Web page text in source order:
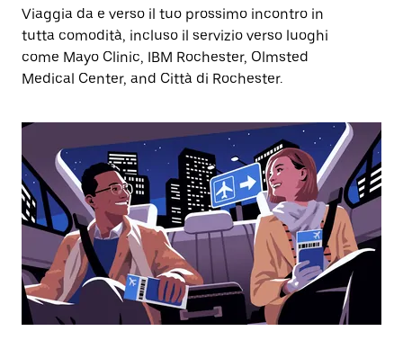
Viaggia da e verso il tuo prossimo incontro in
tutta comodità, incluso il servizio verso luoghi
come Mayo Clinic, IBM Rochester, Olmsted
Medical Center, and Città di Rochester.